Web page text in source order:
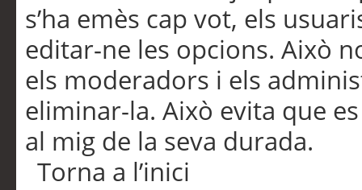
s’ha emès cap vot, els
editar-ne les opcions. Això
els moderadors i els
eliminar-la. Això evita que
al mig de la seva durada.
Torna a l’inici